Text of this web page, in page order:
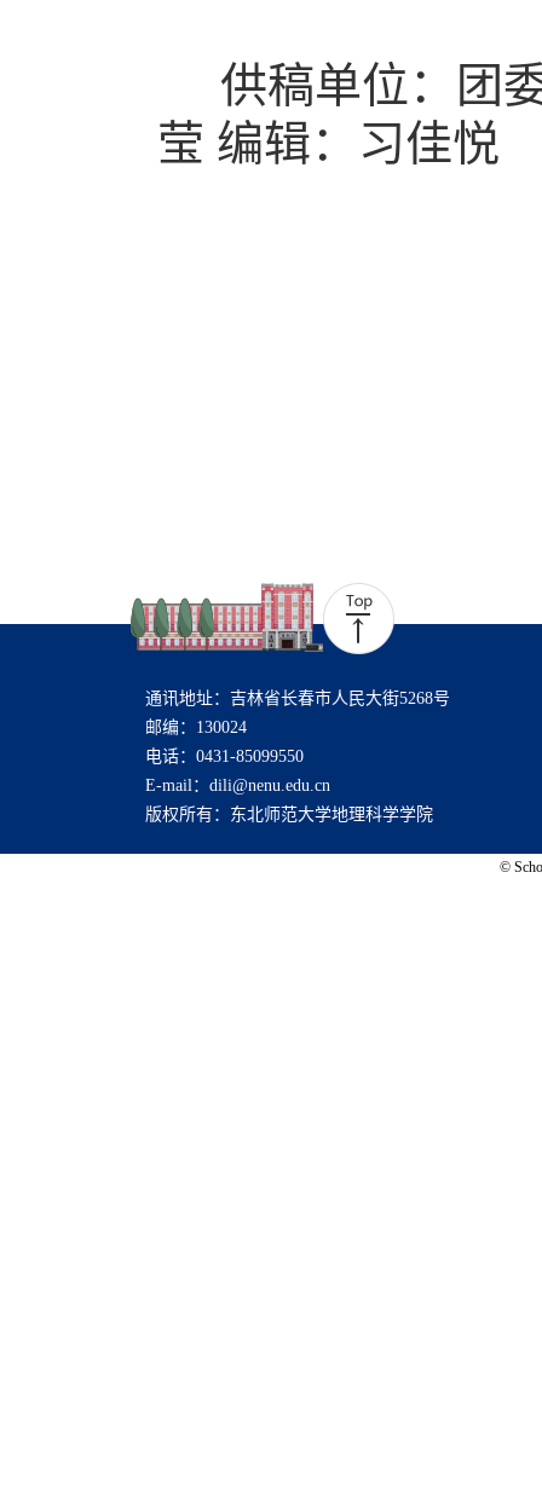
供稿单位：团
莹 编辑：习佳悦
通讯地址：吉林省长春市人民大街5268号
邮编：130024
电话：0431-85099550
E-mail：dili@nenu.edu.cn
版权所有：东北师范大学地理科学学院
©